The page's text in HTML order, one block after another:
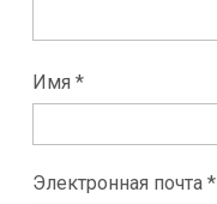
Имя *
Электронная почта *